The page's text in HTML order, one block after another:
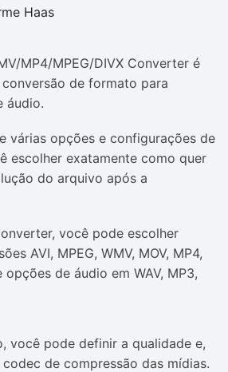
Haas
MP4/MPEG/DIVX Converter é
de formato para
áudio.
várias opções e configurações de
escolher exatamente como quer
do arquivo após a
você pode escolher
AVI, MPEG, WMV, MOV, MP4,
opções de áudio em WAV, MP3,
você pode definir a qualidade e,
de compressão das mídias.